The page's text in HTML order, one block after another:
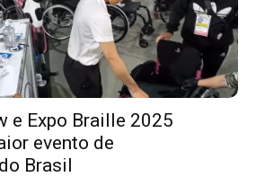
e Expo Braille 2025
evento de
Brasil